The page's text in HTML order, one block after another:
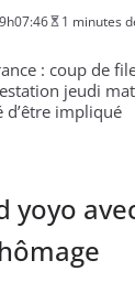
1 minutes
: coup de
jeudi
d’être impliqué
yoyo